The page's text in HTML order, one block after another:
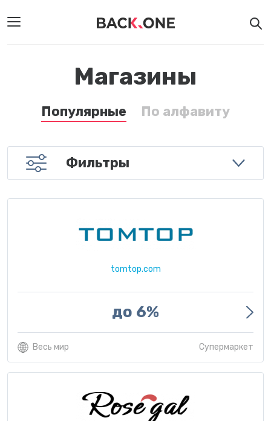
Магазины
Популярные По алфавиту
tomtop.com
до 6%
Весь мир Супермаркет
Фильтры